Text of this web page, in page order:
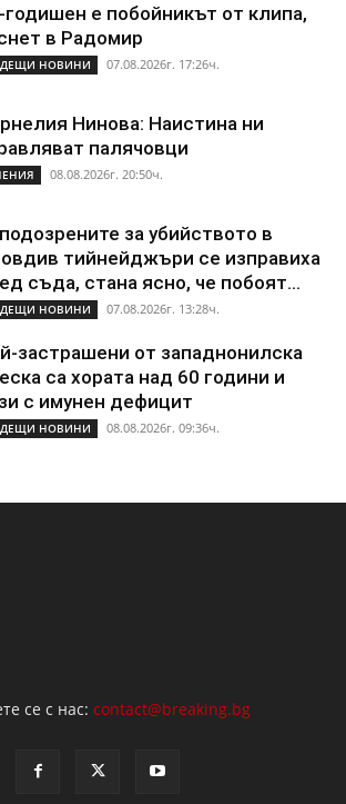
годишен е побойникът от клипа,
в Радомир
НОВИНИ 07.08.2026г. 17:26ч.
Нинова: Наистина ни
палячовци
08.08.2026г. 20:50ч.
за убийството в
тийнейджъри се изправиха
съда, стана ясно, че побоят...
НОВИНИ 07.08.2026г. 13:28ч.
застрашени от западнонилска
са хората над 60 години и
с имунен дефицит
НОВИНИ 08.08.2026г. 09:36ч.
се с нас:contact@breaking.bg